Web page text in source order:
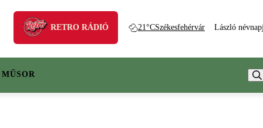
RETRO RÁDIÓ 21°CSzékesfehérvár László